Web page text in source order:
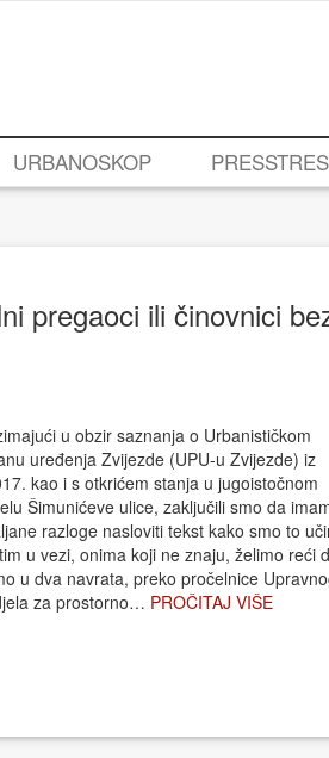
URBANOSKOP PRESSTRES
pregaoci ili činovnici
u obzir saznanja o Urbanističkom
uređenja Zvijezde (UPU-u Zvijezde) iz
kao i s otkrićem stanja u jugoistočnom
Šimunićeve ulice, zaključili smo da
razloge nasloviti tekst kako smo to
u vezi, onima koji ne znaju, želimo reći
u dva navrata, preko pročelnice
za prostorno… PROČITAJ VIŠE